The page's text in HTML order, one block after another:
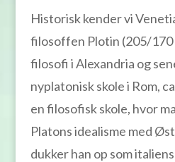
Historisk kender vi
filosoffen Plotin (205/
filosofi i Alexandria og
nyplatonisk skole i Rom,
en filosofisk skole, hvor
Platons idealisme med
dukker han op som